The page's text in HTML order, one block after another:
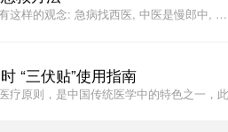
这样的观念: 急病找西医, 中医是慢郎中, …
“三伏贴”使用指南
疗原则，是中国传统医学中的特色之一，